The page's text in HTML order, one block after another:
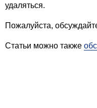
удаляться.
Пожалуйста,
Статьи можно также